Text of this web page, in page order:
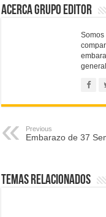
Acerca Grupo Editor
Somos
general.
Previous
Embarazo de 37
Temas Relacionados